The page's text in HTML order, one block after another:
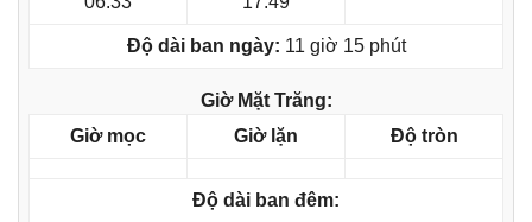
Độ dài ban ngày: 11 giờ 15 phút
Giờ Mặt Trăng:
Giờ mọc
Giờ lặn Độ tròn
Độ dài ban đêm: